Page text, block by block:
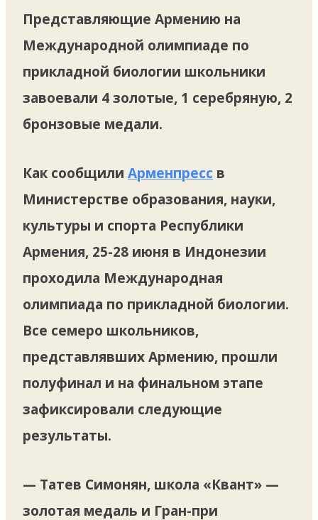
Представляющие Армению на
Международной олимпиаде по
прикладной биологии школьники
завоевали 4 золотые, 1 серебряную, 2
бронзовые медали.
Как сообщили Арменпресс в
Министерстве образования, науки,
культуры и спорта Республики
Армения, 25-28 июня в Индонезии
проходила Международная
олимпиада по прикладной биологии.
Все семеро школьников,
представлявших Армению, прошли
полуфинал и на финальном этапе
зафиксировали следующие
результаты.
— Татев Симонян, школа «Квант» —
золотая медаль и Гран-при